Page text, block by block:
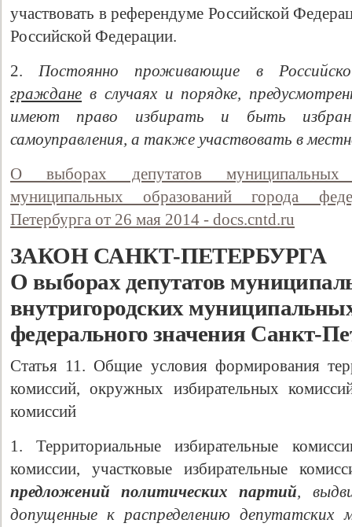
участвовать в референдуме Российской
Российской Федерации.
2.Постоянно проживающие в
граждане в случаях и порядке,
имеют право избирать и быть
самоуправления, а также участвовать в
О выборах депутатов муниципальных
муниципальных образований города
Петербурга от 26 мая 2014 - docs.cntd.ru
ЗАКОН САНКТ-ПЕТЕРБУРГА
О выборах депутатов
внутригородских
федерального значения Санкт-
Статья 11. Общие условия формирования
комиссий, окружных избирательных
комиссий
1. Территориальные избирательные
комиссии, участковые избирательные
предложений политических партий,
допущенные к распределению депутатских